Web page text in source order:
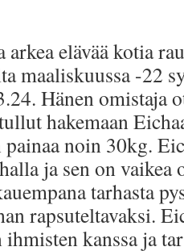
arkea elävää kotia
maaliskuussa -22
Hänen omistaja
hakemaan
noin 30kg.
ja sen on vaikea
tarhasta
rapsuteltavaksi.
kanssa ja